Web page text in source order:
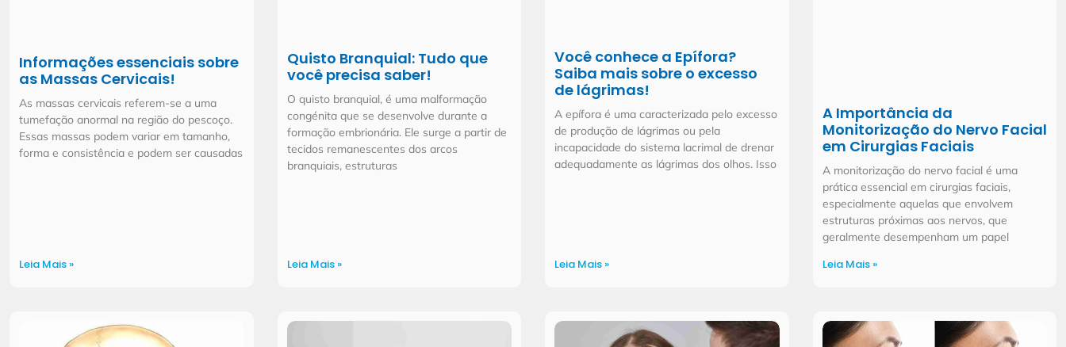
Informações essenciais sobre
as Massas Cervicais!
As massas cervicais referem-se a uma
tumefação anormal na região do pescoço.
Essas massas podem variar em tamanho,
forma e consistência e podem ser causadas
Leia Mais »
Quisto Branquial: Tudo que
você precisa saber!
O quisto branquial, é uma malformação
congénita que se desenvolve durante a
formação embrionária. Ele surge a partir de
tecidos remanescentes dos arcos
branquiais, estruturas
Leia Mais »
Você conhece a Epífora?
Saiba mais sobre o excesso
de lágrimas!
A epífora é uma caracterizada pelo excesso
de produção de lágrimas ou pela
incapacidade do sistema lacrimal de drenar
adequadamente as lágrimas dos olhos. Isso
Leia Mais »
A Importância da
Monitorização do Nervo Facial
em Cirurgias Faciais
A monitorização do nervo facial é uma
prática essencial em cirurgias faciais,
especialmente aquelas que envolvem
estruturas próximas aos nervos, que
geralmente desempenham um papel
Leia Mais »